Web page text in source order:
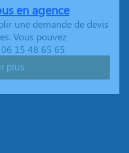
en agence
une demande de devis
Vous pouvez
15 48 65 65
plus